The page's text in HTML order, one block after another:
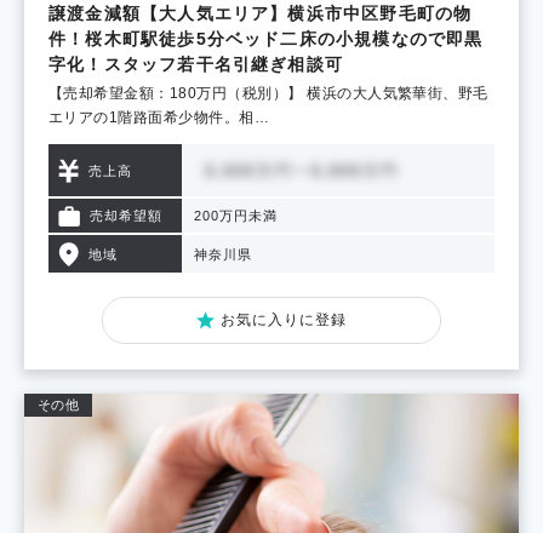
譲渡金減額【大人気エリア】横浜市中区野毛町の物
件！桜木町駅徒歩5分ベッド二床の小規模なので即黒
字化！スタッフ若干名引継ぎ相談可
【売却希望金額：180万円（税別）】 横浜の大人気繁華街、野毛
エリアの1階路面希少物件。相…
売上高
売却希望額 200万円未満
地域 神奈川県
お気に入りに登録
その他